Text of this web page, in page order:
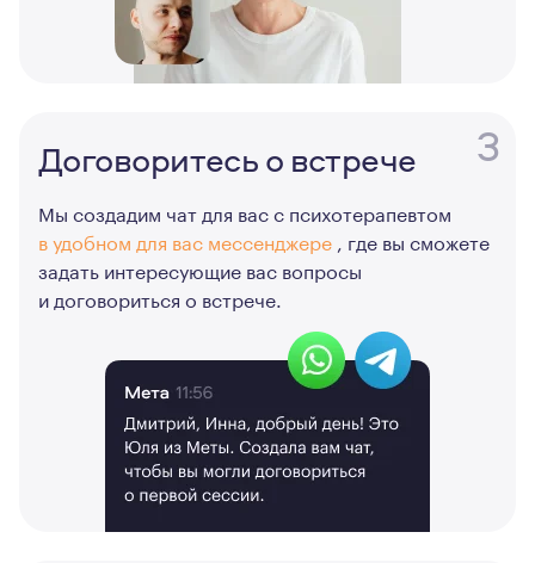
3
Договоритесь о встрече
Мы создадим чат для вас с психотерапевтом
в удобном для вас мессенджере , где вы сможете
задать интересующие вас вопросы
и договориться о встрече.